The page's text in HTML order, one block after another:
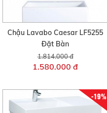
Chậu Lavabo Caesar LF5255
Đặt Bàn
1.814.000 đ
1.580.000 đ
-19%